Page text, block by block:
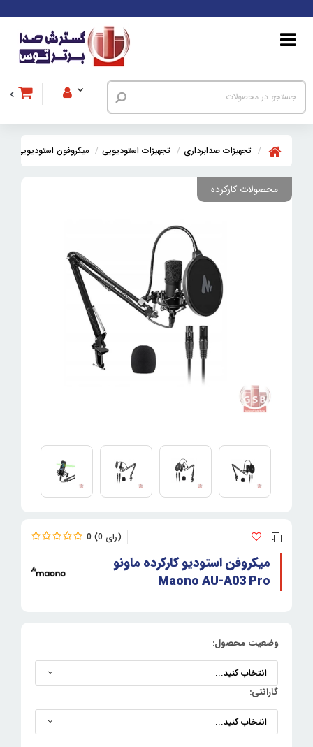
تجهیزات صدابرداری تجهیزات استودیویی میکروفون استودیویی
محصولات کارکرده
0 0
میکروفن استودیو کارکرده ماونو
Maono AU-A03 Pro
وضعیت محصول:
گارانتی: